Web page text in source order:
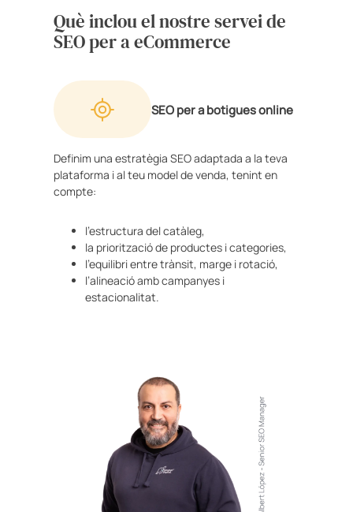
Què inclou el nostre servei de
SEO per a eCommerce
SEO per a botigues online
Definim una estratègia SEO adaptada a la teva
plataforma i al teu model de venda, tenint en
compte:
l’estructura del catàleg,
la priorització de productes i categories,
l’equilibri entre trànsit, marge i rotació,
l’alineació amb campanyes i
estacionalitat.